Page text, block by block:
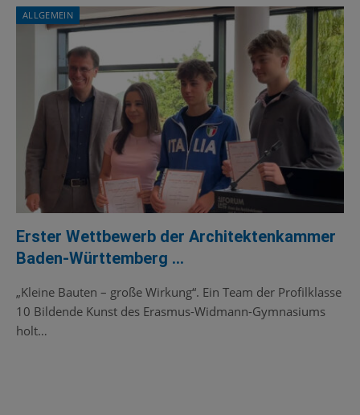
ALLGEMEIN
Erster Wettbewerb der Architektenkammer
Baden-Württemberg …
„Kleine Bauten – große Wirkung“. Ein Team der Profilklasse
10 Bildende Kunst des Erasmus-Widmann-Gymnasiums
holt…